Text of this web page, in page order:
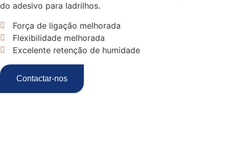
do adesivo para ladrilhos.
Força de ligação melhorada
Flexibilidade melhorada
Excelente retenção de humidade
Contactar-nos